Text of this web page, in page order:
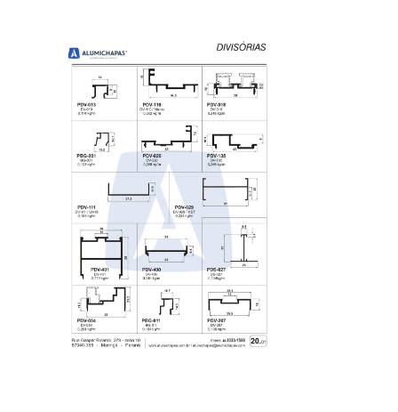
— Móveis Divisores
— Móveis Portas
— Móveis Portas 90 Graus
— Móveis Puxadores
— Móveis Testeira